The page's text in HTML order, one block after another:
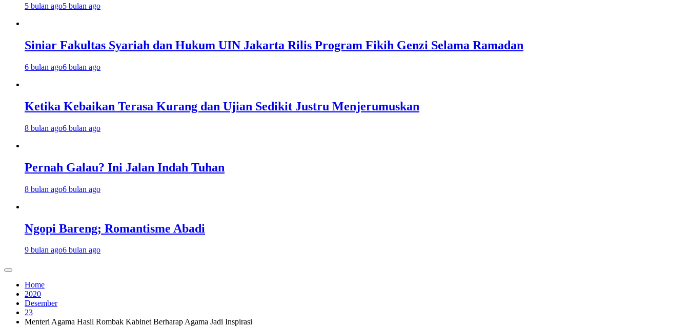
5 bulan ago5 bulan ago
Siniar Fakultas Syariah dan Hukum UIN Jakarta Rilis Program Fikih Genzi Selama Ramadan
6 bulan ago6 bulan ago
Ketika Kebaikan Terasa Kurang dan Ujian Sedikit Justru Menjerumuskan
8 bulan ago6 bulan ago
Pernah Galau? Ini Jalan Indah Tuhan
8 bulan ago6 bulan ago
Ngopi Bareng; Romantisme Abadi
9 bulan ago6 bulan ago
Home
2020
Desember
23
Menteri Agama Hasil Rombak Kabinet Berharap Agama Jadi Inspirasi